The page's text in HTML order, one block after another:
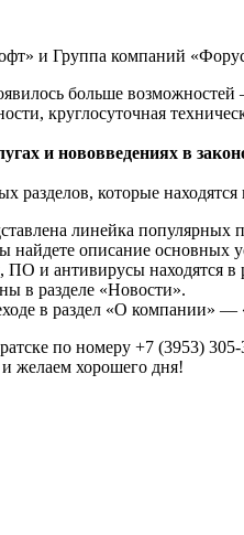
и Группа компаний
больше
круглосуточная
и нововведениях в
разделов, которые
линейка
описание основных
и антивирусы находятся в
в разделе «Новости».
в раздел «О компании» —
по номеру +7 (3953) 305-
желаем хорошего дня!